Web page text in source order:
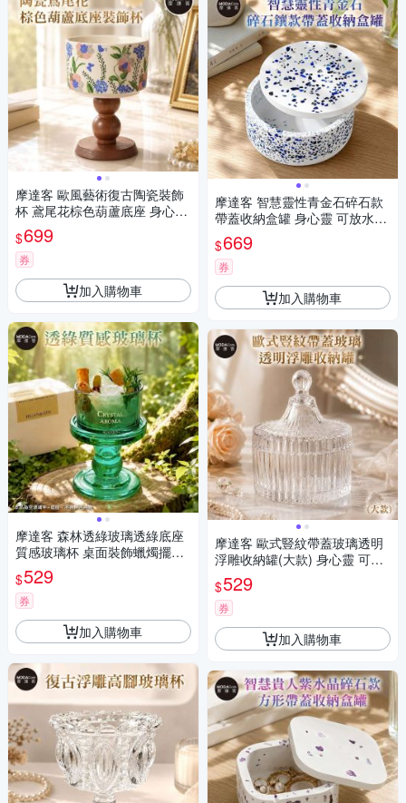
摩達客 歐風藝術復古陶瓷裝飾
杯 鳶尾花棕色葫蘆底座 身心靈
可放水晶淨化能量多用途收納
薰香蠟燭容器擺件
$699
券
加入購物車
摩達客 森林透綠玻璃透綠底座
質感玻璃杯 桌面裝飾蠟燭擺飾
身心靈 可放水晶淨化能量 多用
途首飾品薰香蠟燭精緻收納容
器 風格擺件
$529
券
加入購物車
摩達客 智慧靈性青金石碎石款
帶蓋收納盒罐 身心靈 可放水晶
淨化能量 多用途首飾品精緻收
納容器 藝術創作風格擺件
$669
券
加入購物車
摩達客 歐式豎紋帶蓋玻璃透明
浮雕收納罐(大款) 身心靈 可放
水晶淨化能量 多用途首飾品薰
香蠟燭精緻收納容器 風格擺件
$529
券
加入購物車